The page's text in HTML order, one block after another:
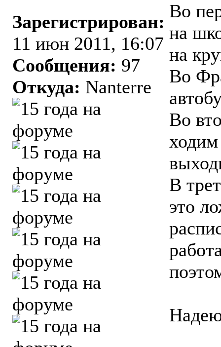
Зарегистрирован:
11 июн 2011, 16:07
Сообщения: 97
Откуда: Nanterre
Во
на
на
Во
Во
ходим
В
это